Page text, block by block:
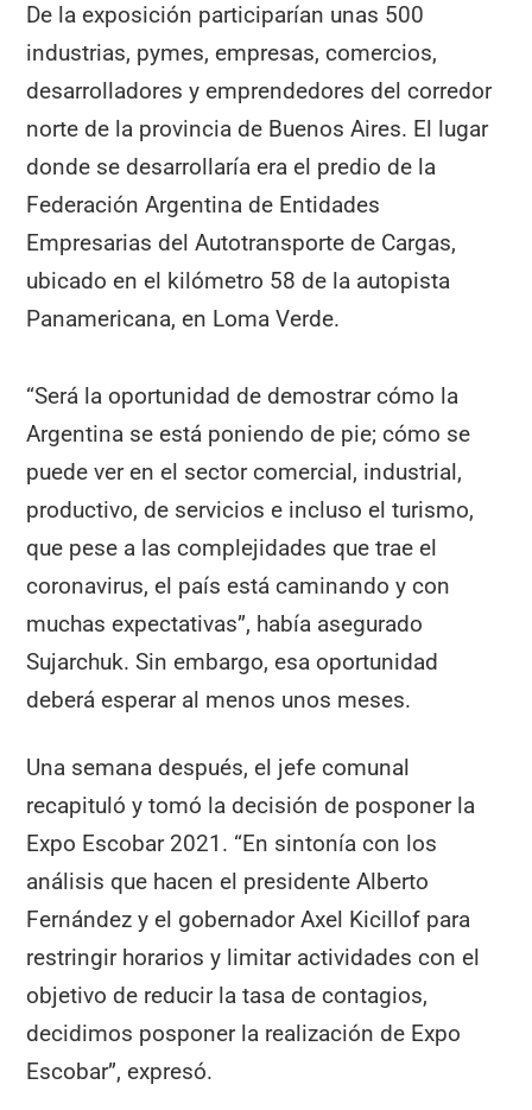
De la exposición participarían unas 500
industrias, pymes, empresas, comercios,
desarrolladores y emprendedores del corredor
norte de la provincia de Buenos Aires. El lugar
donde se desarrollaría era el predio de la
Federación Argentina de Entidades
Empresarias del Autotransporte de Cargas,
ubicado en el kilómetro 58 de la autopista
Panamericana, en Loma Verde.
“Será la oportunidad de demostrar cómo la
Argentina se está poniendo de pie; cómo se
puede ver en el sector comercial, industrial,
productivo, de servicios e incluso el turismo,
que pese a las complejidades que trae el
coronavirus, el país está caminando y con
muchas expectativas”, había asegurado
Sujarchuk. Sin embargo, esa oportunidad
deberá esperar al menos unos meses.
Una semana después, el jefe comunal
recapituló y tomó la decisión de posponer la
Expo Escobar 2021. “En sintonía con los
análisis que hacen el presidente Alberto
Fernández y el gobernador Axel Kicillof para
restringir horarios y limitar actividades con el
objetivo de reducir la tasa de contagios,
decidimos posponer la realización de Expo
Escobar”, expresó.